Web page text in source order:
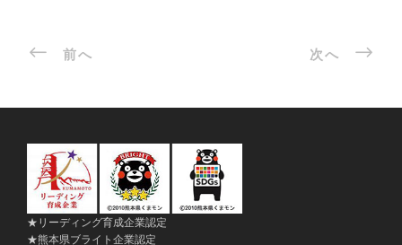
前へ 次へ
★リーディング育成企業認定
★熊本県ブライト企業認定